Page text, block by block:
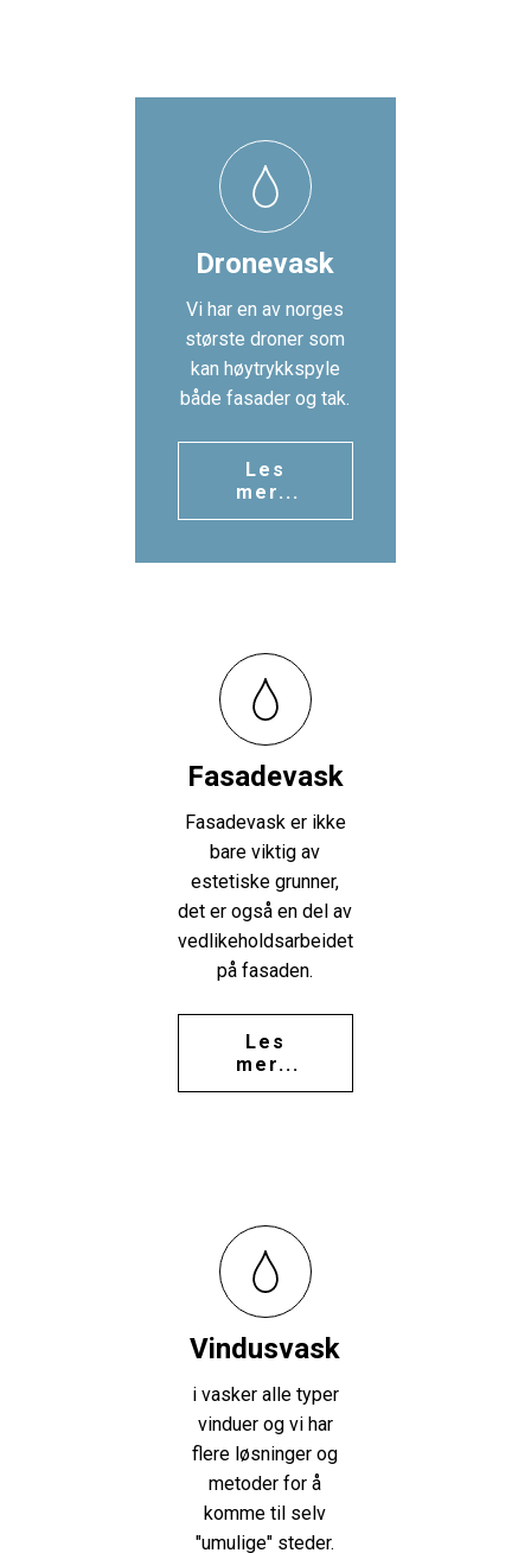
Dronevask
Vi har en av norges
største droner som
kan høytrykkspyle
både fasader og tak.
Les
mer...
Fasadevask
Fasadevask er ikke
bare viktig av
estetiske grunner,
det er også en del av
vedlikeholdsarbeidet
på fasaden.
Les
mer...
Vindusvask
i vasker alle typer
vinduer og vi har
flere løsninger og
metoder for å
komme til selv
"umulige" steder.